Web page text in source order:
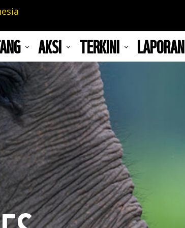
AKSI TERKINI LAPORAN